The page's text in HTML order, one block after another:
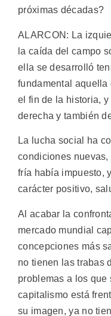
próximas décadas?
ALARCON: La
la caída del campo
ella se desarrolló
fundamental
el fin de la historia,
derecha y también
La lucha social ha
condiciones
fría había impuesto,
carácter positivo,
Al acabar la
mercado mundial
concepciones más
no tienen las trabas
problemas a los que
capitalismo está
su imagen, ya no